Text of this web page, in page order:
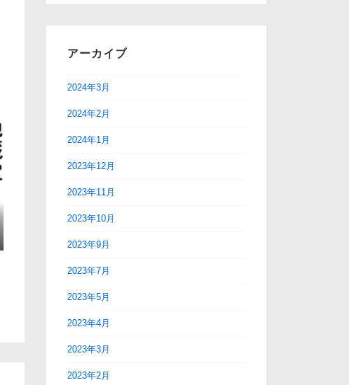
アーカイブ
2024年3月
2024年2月
2024年1月
2023年12月
2023年11月
2023年10月
2023年9月
2023年7月
2023年5月
2023年4月
2023年3月
2023年2月